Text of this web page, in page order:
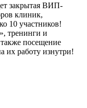
закрытая ВИП-
клиник,
10 участников!
тренинги и
посещение
их работу изнутри!